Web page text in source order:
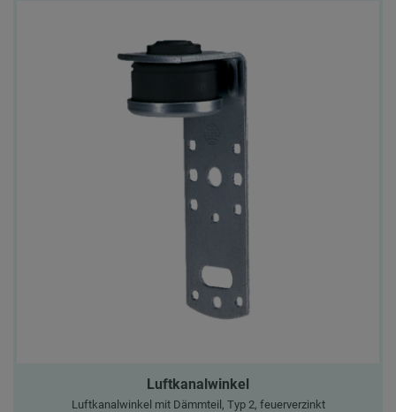
Luftkanalwinkel
Luftkanalwinkel mit Dämmteil, Typ 2, feuerverzinkt